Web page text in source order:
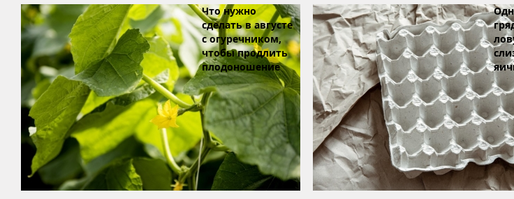
Что нужно
сделать в августе
с огуречником,
чтобы продлить
плодоношение